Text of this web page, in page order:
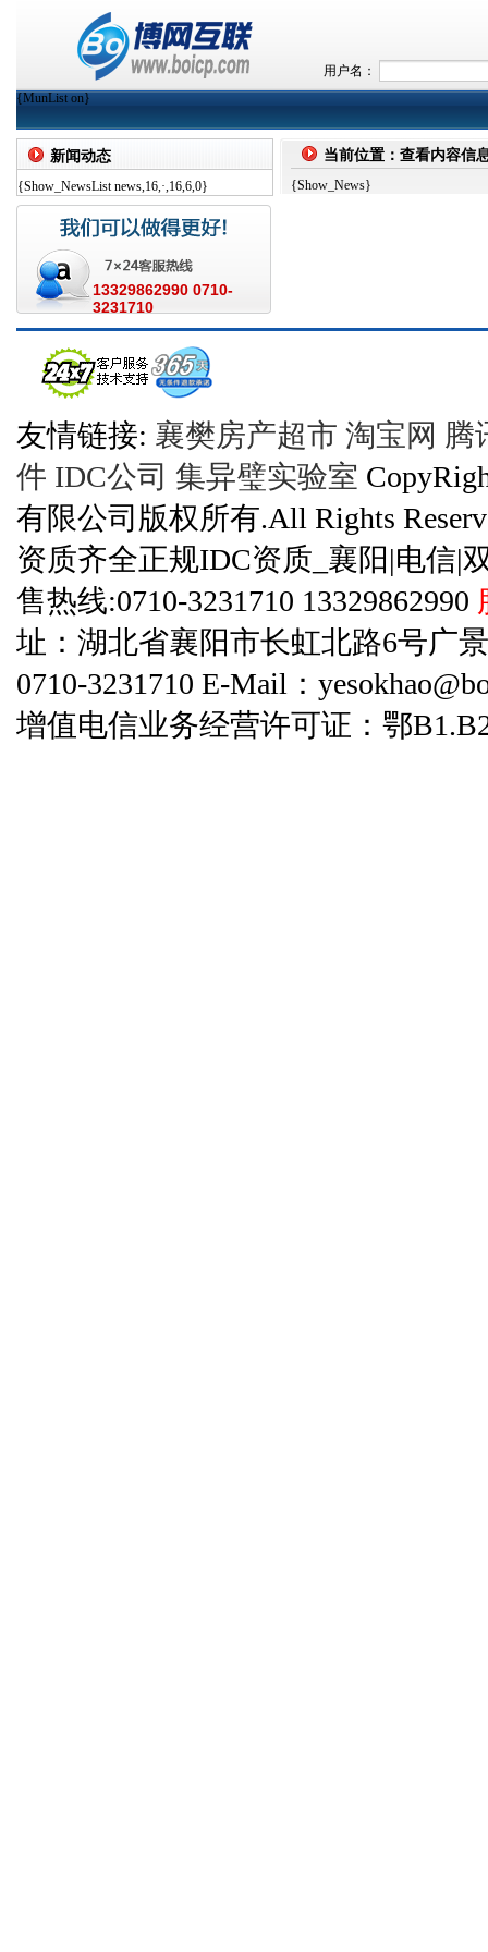
用户名：
{MunList on}
新闻动态
{Show_NewsList news,16,·,16,6,0}
13329862990 0710-
3231710
当前位置：查看内容信
{Show_News}
友情链接: 襄樊房产超市 淘宝网 腾
件 IDC公司 集异璧实验室
有限公司版权所有.All Rights
资质齐全正规IDC资质_襄阳|电信|
售热线:0710-3231710 13329862990
址：湖北省襄阳市长虹北路6号广
0710-3231710 E-Mail：
增值电信业务经营许可证：鄂